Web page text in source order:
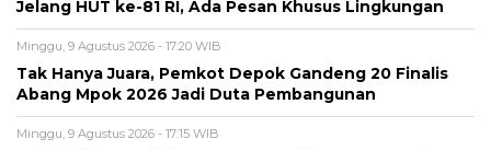
Jelang HUT ke-81 RI, Ada Pesan Khusus Lingkungan
Minggu, 9 Agustus 2026 - 17:20 WIB
Tak Hanya Juara, Pemkot Depok Gandeng 20 Finalis
Abang Mpok 2026 Jadi Duta Pembangunan
Minggu, 9 Agustus 2026 - 17:15 WIB